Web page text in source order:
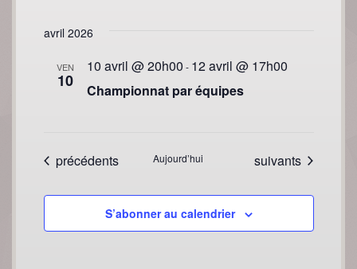
avril 2026
VEN
10 Championnat par équipes
10 avril @ 20h00 - 12 avril @ 17h00
Évènements
précédents Aujourd’hui Évènements
suivants
S’abonner au calendrier